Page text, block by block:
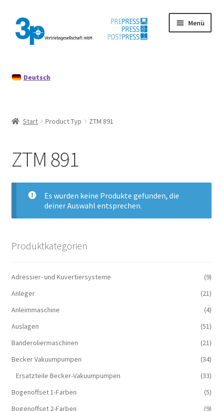
Zur
Navigation
springen
Zum
Inhalt
springen
Menü
Datenschutz
Mein Konto
Deutsch
Start Product Typ ZTM 891
ZTM 891
Es wurden keine Produkte gefunden, die
deiner Auswahl entsprechen.
Produktkategorien
Adressier- und Kuvertiersysteme
(9)
Anleger
(21)
Anleimmaschine
(4)
Auslagen
(51)
Banderoliermaschinen
(21)
Becker Vakuumpumpen
(34)
Ersatzteile Becker-Vakuumpumpen
(33)
Bogenoffset 1-Farben
(5)
Bogenoffset 2-Farben
(9)